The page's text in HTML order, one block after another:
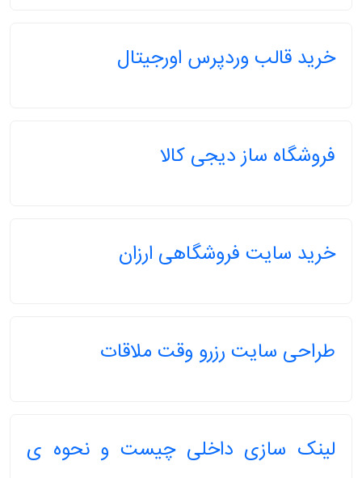
خرید قالب وردپرس اورجیتال
فروشگاه ساز دیجی کالا
خرید سایت فروشگاهی ارزان
طراحی سایت رزرو وقت ملاقات
لینک سازی داخلی چیست و نحوه ی